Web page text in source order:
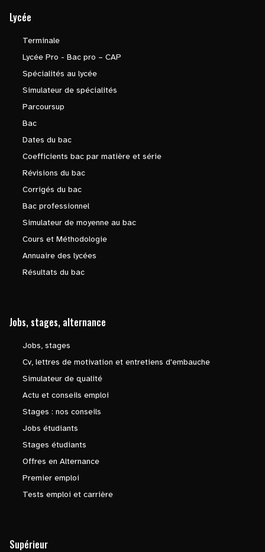
Lycée
Terminale
Lycée Pro - Bac pro – CAP
Spécialités au lycée
Simulateur de spécialités
Parcoursup
Bac
Dates du bac
Coefficients bac par matière et série
Révisions du bac
Corrigés du bac
Bac professionnel
Simulateur de moyenne au bac
Cours et Méthodologie
Annuaire des lycées
Résultats du bac
Jobs, stages, alternance
Jobs, stages
Cv, lettres de motivation et entretiens d'embauche
Simulateur de qualité
Actu et conseils emploi
Stages : nos conseils
Jobs étudiants
Stages étudiants
Offres en Alternance
Premier emploi
Tests emploi et carrière
Supérieur